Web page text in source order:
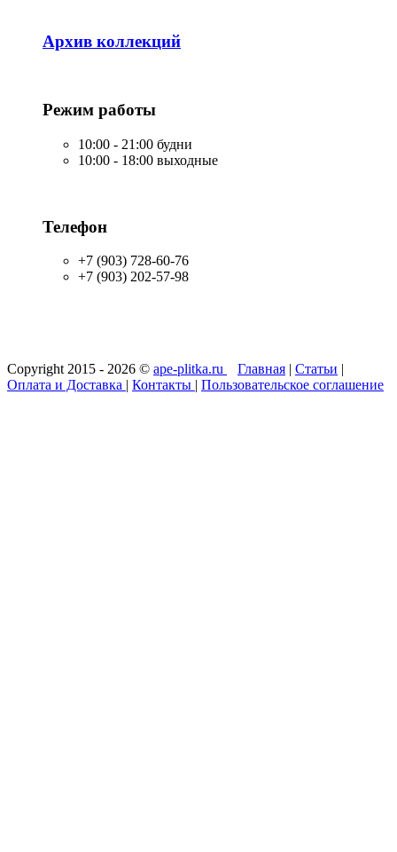
Архив коллекций
Режим работы
10:00 - 21:00 будни
10:00 - 18:00 выходные
Телефон
+7 (903) 728-60-76
+7 (903) 202-57-98
Copyright 2015 - 2026 © ape-plitka.ru Главная | Статьи |
Оплата и Доставка | Контакты | Пользовательское соглашение